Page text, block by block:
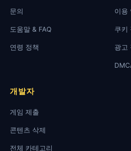
문의
도움말 & FAQ
연령 정책
이용
쿠키
광고
개발자
게임 제출
콘텐츠 삭제
전체 카테고리